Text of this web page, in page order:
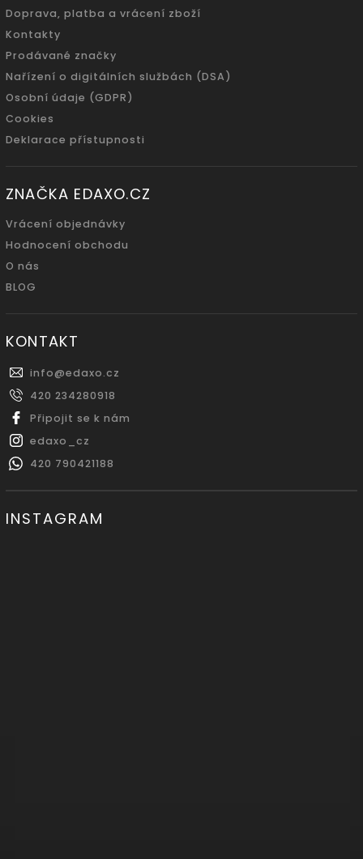
Doprava, platba a vrácení zboží
Kontakty
Prodávané značky
Nařízení o digitálních službách (DSA)
Osobní údaje (GDPR)
Cookies
Deklarace přístupnosti
ZNAČKA EDAXO.CZ
Vrácení objednávky
Hodnocení obchodu
O nás
BLOG
KONTAKT
info@edaxo.cz
420 234280918
Připojit se k nám
edaxo_cz
420 790421188
INSTAGRAM